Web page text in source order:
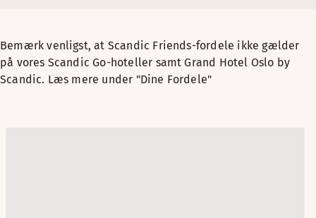
Bemærk venligst, at Scandic Friends-fordele ikke gælder
på vores Scandic Go-hoteller samt Grand Hotel Oslo by
Scandic. Læs mere under "Dine Fordele"